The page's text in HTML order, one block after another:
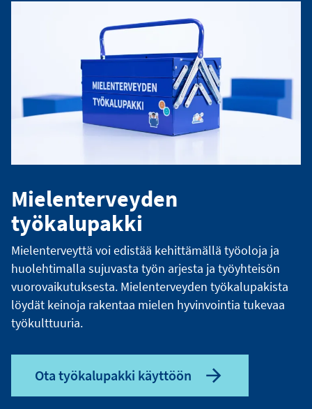
Mielenterveyden
työkalupakki
Mielenterveyttä voi edistää kehittämällä työoloja ja
huolehtimalla sujuvasta työn arjesta ja työyhteisön
vuorovaikutuksesta. Mielenterveyden työkalupakista
löydät keinoja rakentaa mielen hyvinvointia tukevaa
työkulttuuria.
Ota työkalupakki käyttöön